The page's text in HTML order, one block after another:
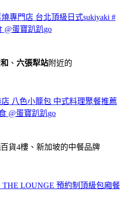
專門店 台北頂級日式sukiyaki #
@蛋寶趴趴go
、 六張犁站附近的
八色小籠包 中式料理聚餐推薦
@蛋寶趴趴go
百貨4樓、新加坡的中餐品牌
LOUNGE 預約制頂級包廂餐